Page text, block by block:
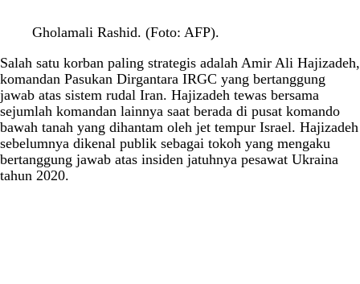
Gholamali Rashid. (Foto: AFP).
Salah satu korban paling strategis adalah Amir Ali Hajizadeh,
komandan Pasukan Dirgantara IRGC yang bertanggung
jawab atas sistem rudal Iran. Hajizadeh tewas bersama
sejumlah komandan lainnya saat berada di pusat komando
bawah tanah yang dihantam oleh jet tempur Israel. Hajizadeh
sebelumnya dikenal publik sebagai tokoh yang mengaku
bertanggung jawab atas insiden jatuhnya pesawat Ukraina
tahun 2020.